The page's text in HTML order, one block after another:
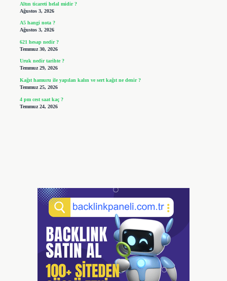
Altın ticareti helal midir ?
Ağustos 3, 2026
A5 hangi nota ?
Ağustos 3, 2026
621 hesap nedir ?
Temmuz 30, 2026
Uruk nedir tarihte ?
Temmuz 29, 2026
Kağıt hamuru ile yapılan kalın ve sert kağıt ne denir ?
Temmuz 25, 2026
4 pm cest saat kaç ?
Temmuz 24, 2026